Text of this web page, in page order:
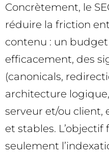
Concrètement, le
réduire la friction
contenu : un
efficacement, des
(canonicals,
architecture
serveur et/ou client,
et stables. L’objectif
seulement